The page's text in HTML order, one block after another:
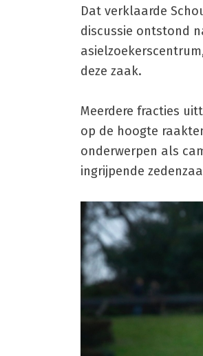
Dat verklaarde
discussie ontstond
deze zaak.
Meerdere fracties
op de hoogte
onderwerpen als
ingrijpende